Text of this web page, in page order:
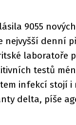
9055
nejvyšší denní
laboratoře
testů
infekcí stojí i
delta, píše